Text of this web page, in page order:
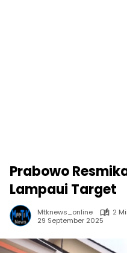
Prabowo
Lampaui Target
Mtknews_online
2
29 September 2025